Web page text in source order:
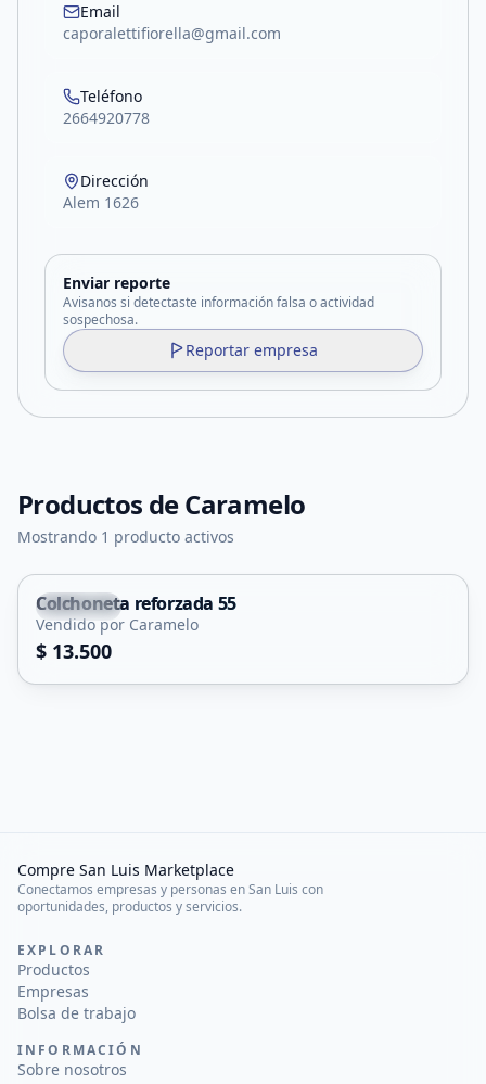
Email
caporalettifiorella@gmail.com
Teléfono
2664920778
Dirección
Alem 1626
Enviar reporte
Avisanos si detectaste información falsa o actividad
sospechosa.
Reportar empresa
Productos deCaramelo
Mostrando 1 producto activos
Capital
Colchoneta reforzada 55
Vendido por Caramelo
$ 13.500
Compre San Luis Marketplace
Conectamos empresas y personas en San Luis con
oportunidades, productos y servicios.
EXPLORAR
Productos
Empresas
Bolsa de trabajo
INFORMACIÓN
Sobre nosotros